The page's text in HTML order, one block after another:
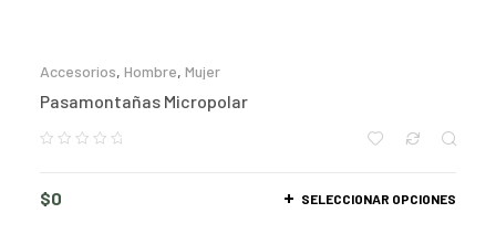
Accesorios, Hombre, Mujer
Pasamontañas Micropolar
$0 SELECCIONAR OPCIONES